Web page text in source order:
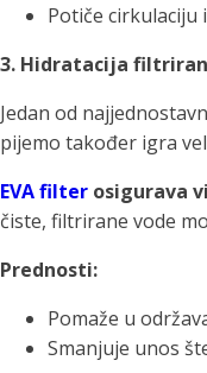
Potiče cirkulaciju
3. Hidratacija
Jedan od
pijemo također igra
EVA filter osigurava
čiste, filtrirane vode
Prednosti:
Pomaže u
Smanjuje unos